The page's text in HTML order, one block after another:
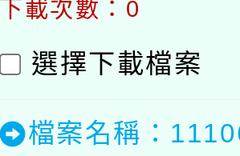
下載次數：0
選擇下載檔案
檔案名稱：